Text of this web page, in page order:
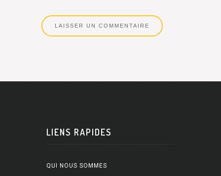
LIENS RAPIDES
QUI NOUS SOMMES